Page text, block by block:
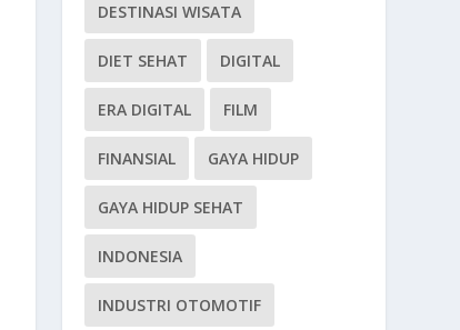
DESTINASI WISATA
DIET SEHAT DIGITAL
ERA DIGITAL FILM
FINANSIAL GAYA HIDUP
GAYA HIDUP SEHAT
INDONESIA
INDUSTRI OTOMOTIF